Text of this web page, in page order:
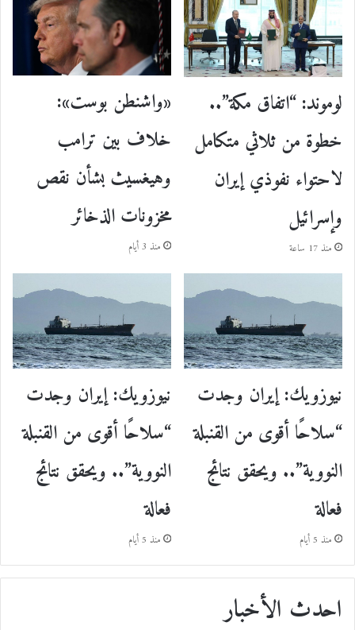
لوموند: “اتفاق مكة”..
خطوة من ثلاثي متكامل
لاحتواء نفوذي إيران
وإسرائيل
منذ 17 ساعة
«واشنطن بوست»:
خلاف بين ترامب
وهيغسيث بشأن نقص
مخزونات الذخائر
منذ 3 أيام
نيوزويك: إيران وجدت
“سلاحًا أقوى من القنبلة
النووية”.. ويحقق نتائج
فعالة
منذ 5 أيام
نيوزويك: إيران وجدت
“سلاحًا أقوى من القنبلة
النووية”.. ويحقق نتائج
فعالة
منذ 5 أيام
احدث الأخبار